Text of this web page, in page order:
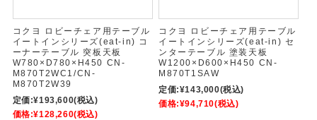
コクヨ ロビーチェア用テーブル
イートインシリーズ(eat-in) コ
ーナーテーブル 突板天板
W780×D780×H450 CN-
M870T2WC1/CN-
M870T2W39
定価:¥193,600(税込)
価格:¥128,260(税込)
コクヨ ロビーチェア用テーブル
イートインシリーズ(eat-in) セ
ンターテーブル 塗装天板
W1200×D600×H450 CN-
M870T1SAW
定価:¥143,000(税込)
価格:¥94,710(税込)